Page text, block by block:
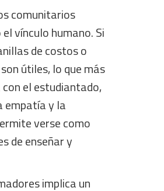
comunitarios
vínculo humano. Si
de costos o
útiles, lo que más
el estudiantado,
empatía y la
verse como
de enseñar y
implica un